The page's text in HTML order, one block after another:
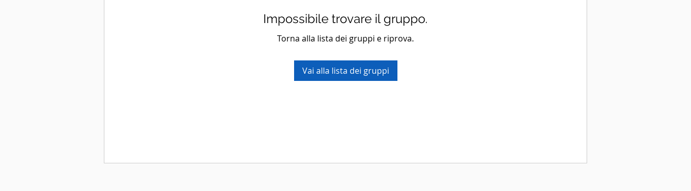
Impossibile trovare il gruppo.
Torna alla lista dei gruppi e riprova.
Vai alla lista dei gruppi